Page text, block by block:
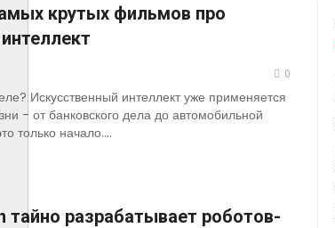
крутых фильмов про
0
Искусственный интеллект уже применяется
- от банковского дела до автомобильной
только начало....
тайно разрабатывает роботов-